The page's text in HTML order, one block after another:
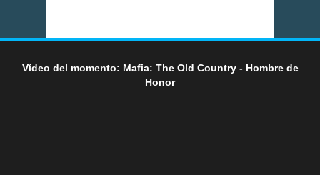
Vídeo del momento: Mafia: The Old Country - Hombre de
Honor